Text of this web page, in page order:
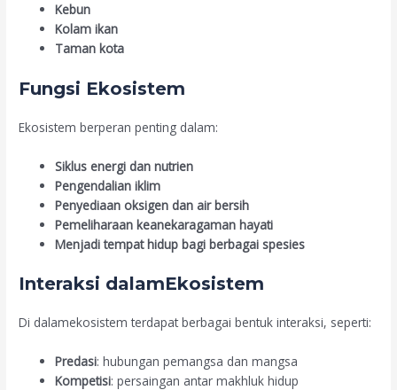
Kebun
Kolam ikan
Taman kota
Fungsi Ekosistem
Ekosistem berperan penting dalam:
Siklus energi dan nutrien
Pengendalian iklim
Penyediaan oksigen dan air bersih
Pemeliharaan keanekaragaman hayati
Menjadi tempat hidup bagi berbagai spesies
Interaksi dalamEkosistem
Di dalamekosistem terdapat berbagai bentuk interaksi, seperti:
Predasi: hubungan pemangsa dan mangsa
Kompetisi: persaingan antar makhluk hidup